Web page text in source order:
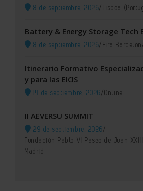
8 de septiembre, 2026/Lisboa
Battery & Energy Storage Tech
8 de septiembre, 2026/Fira
Itinerario Formativo
y para las EICIS
14 de septiembre, 2026/Online
II AEVERSU SUMMIT
29 de septiembre, 2026/
Fundación Pablo VI Paseo de Juan
Madrid